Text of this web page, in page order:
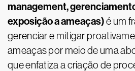
management,
exposição a ameaças)é um
gerenciar e mitigar
ameaças por meio de uma
que enfatiza a criação de